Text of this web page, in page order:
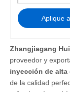
Aplique
Zhangjiagang
proveedor y
inyección de alta
de la calidad